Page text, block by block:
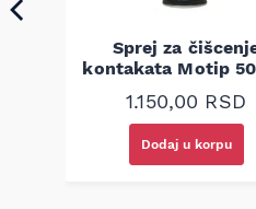
Sprej za
kontakata Motip
1.150,00 RSD
Dodaj u korpu